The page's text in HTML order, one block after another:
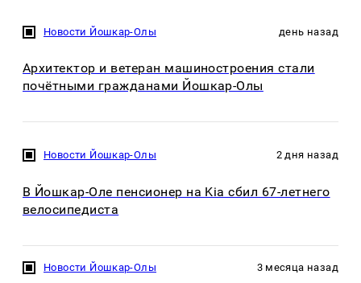
Новости Йошкар-Олы день назад
Архитектор и ветеран машиностроения стали
почётными гражданами Йошкар-Олы
Новости Йошкар-Олы 2 дня назад
В Йошкар-Оле пенсионер на Kia сбил 67-летнего
велосипедиста
Новости Йошкар-Олы 3 месяца назад